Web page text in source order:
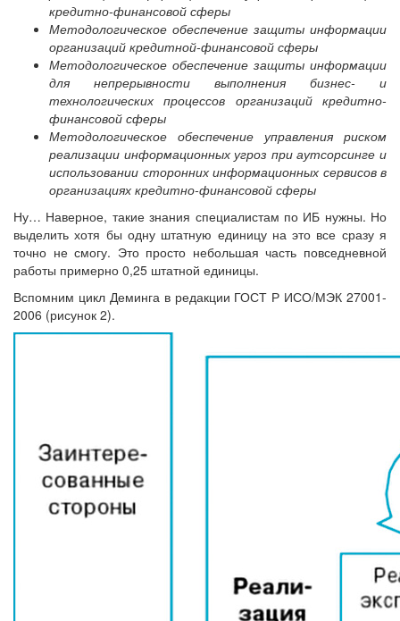
кредитно-финансовой сферы
Методологическое обеспечение защиты информации
организаций кредитной-финансовой сферы
Методологическое обеспечение защиты информации
для непрерывности выполнения бизнес- и
технологических процессов организаций кредитно-
финансовой сферы
Методологическое обеспечение управления риском
реализации информационных угроз при аутсорсинге и
использовании сторонних информационных сервисов в
организациях кредитно-финансовой сферы
Ну… Наверное, такие знания специалистам по ИБ нужны. Но
выделить хотя бы одну штатную единицу на это все сразу я
точно не смогу. Это просто небольшая часть повседневной
работы примерно 0,25 штатной единицы.
Вспомним цикл Деминга в редакции ГОСТ Р ИСО/МЭК 27001-
2006 (рисунок 2).